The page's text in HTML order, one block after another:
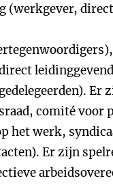
(werkgever,
Er
comité voor
het werk,
Er zijn